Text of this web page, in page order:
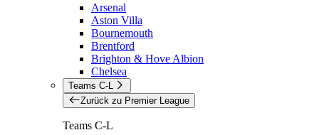
Arsenal
Aston Villa
Bournemouth
Brentford
Brighton & Hove Albion
Chelsea
Teams C-L
Zurück zu Premier League
Teams C-L